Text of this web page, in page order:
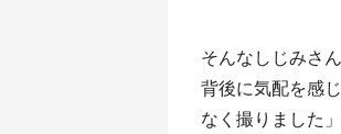
そんなしじみさ
背後に気配を感
なく撮りました」